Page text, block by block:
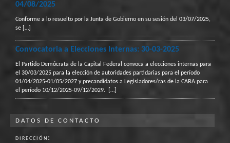
04/08/2025
Conforme a lo resuelto por la Junta de Gobierno en su sesión del 03/07/2025,
se […]
Convocatoria a Elecciones Internas: 30-03-2025
El Partido Demócrata de la Capital Federal convoca a elecciones internas para
el 30/03/2025 para la elección de autoridades partidarias para el período
01/04/2025-01/05/2027 y precandidatos a Legisladores/ras de la CABA para
el período 10/12/2025-09/12/2029.
[…]
DATOS DE CONTACTO
DIRECCIÓN :